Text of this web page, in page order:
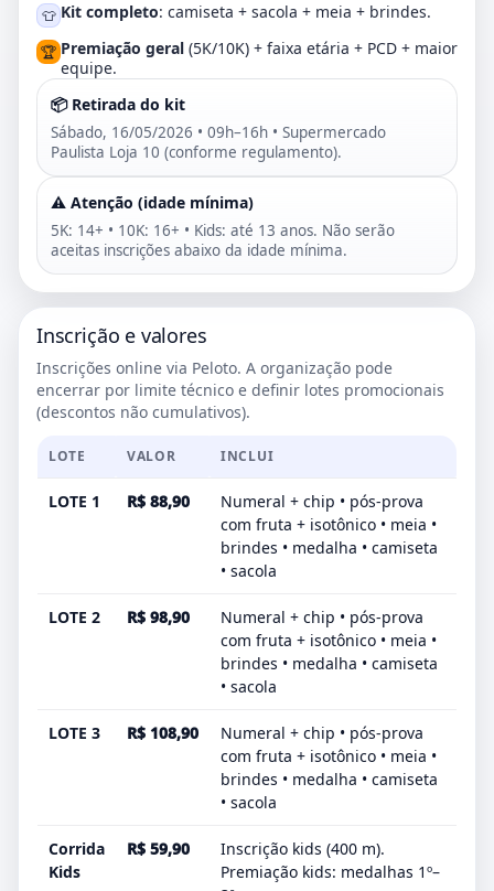
👕 Kit completo: camiseta + sacola + meia + brindes.
🏆 Premiação geral (5K/10K) + faixa etária + PCD + maior
equipe.
📦 Retirada do kit
Sábado, 16/05/2026 • 09h–16h • Supermercado
Paulista Loja 10 (conforme regulamento).
⚠️ Atenção (idade mínima)
5K: 14+ • 10K: 16+ • Kids: até 13 anos. Não serão
aceitas inscrições abaixo da idade mínima.
Inscrição e valores
Inscrições online via Peloto. A organização pode
encerrar por limite técnico e definir lotes promocionais
(descontos não cumulativos).
LOTE VALOR INCLUI
LOTE 1 R$ 88,90
Numeral + chip • pós-prova
com fruta + isotônico • meia •
brindes • medalha • camiseta
• sacola
LOTE 2 R$ 98,90
Numeral + chip • pós-prova
com fruta + isotônico • meia •
brindes • medalha • camiseta
• sacola
LOTE 3 R$ 108,90
Numeral + chip • pós-prova
com fruta + isotônico • meia •
brindes • medalha • camiseta
• sacola
Corrida
Kids
R$ 59,90
Inscrição kids (400 m).
Premiação kids: medalhas 1º–